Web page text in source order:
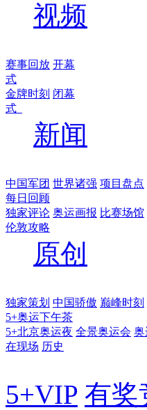
视频
赛事回放 开幕
式
金牌时刻 闭幕
式
新闻
中国军团 世界诸强 项目盘点
每日回顾
独家评论 奥运画报 比赛场馆
伦敦攻略
原创
独家策划 中国骄傲 巅峰时刻
5+奥运下午茶
5+北京奥运夜 全景奥运会 奥
在现场 历史
5+VIP 有奖